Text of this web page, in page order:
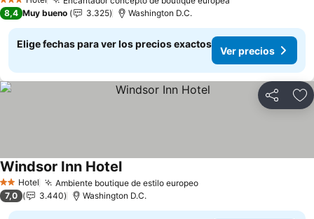
3 Estrellas
8,4 Muy bueno 3.325 Washington D.C.
Elige fechas para ver los precios exactos
Ver precios
Compartir
2 Estrellas
Hotel Ambiente boutique de estilo europeoVer precios
Windsor Inn HotelVer precios
7,0 3.440 Washington D.C.